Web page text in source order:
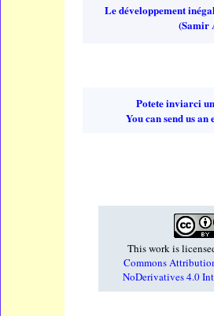
Le développement
(Samir
Potete inviarci
You can send us
This work is
Commons
NoDerivatives 4.0